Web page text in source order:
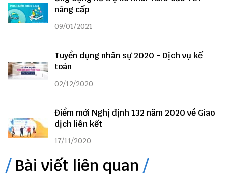
nâng cấp
09/01/2021
Tuyển dụng nhân sự 2020 - Dịch vụ kế
toán
02/12/2020
Điểm mới Nghị định 132 năm 2020 về Giao
dịch liên kết
17/11/2020
Bài viết liên quan